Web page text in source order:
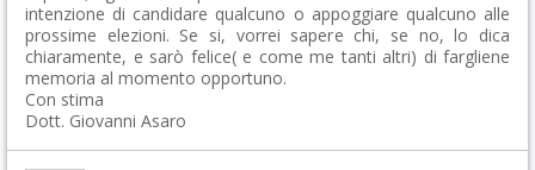
intenzione di candidare qualcuno o appoggiare qualcuno alle
prossime elezioni. Se si, vorrei sapere chi, se no, lo dica
chiaramente, e sarò felice( e come me tanti altri) di fargliene
memoria al momento opportuno.
Con stima
Dott. Giovanni Asaro